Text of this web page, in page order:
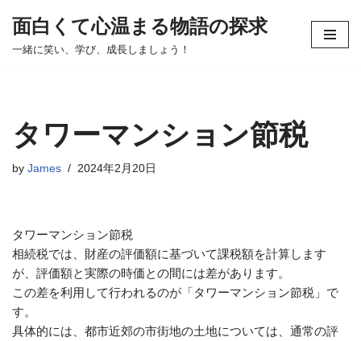
コ
へ
キ
面白くて心温まる物語の探求
一緒に笑い、学び、成長しましょう！
タワーマンション節税
by James 2024年2月20日
タワーマンション節税
相続税では、財産の評価額に基づいて課税額を計算します
が、評価額と実際の時価との間には差があります。
この差を利用して行われるのが「タワーマンション節税」で
す。
具体的には、都市近郊の市街地の土地については、通常の評